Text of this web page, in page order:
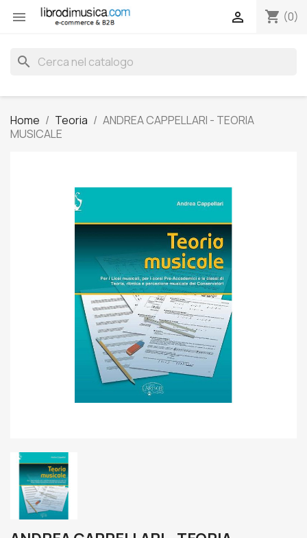
 shopping_cart (0)

search
Home Teoria
ANDREA CAPPELLARI - TEORIA
MUSICALE